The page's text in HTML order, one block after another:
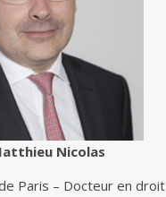
Nicolas
Paris – Docteur en droit